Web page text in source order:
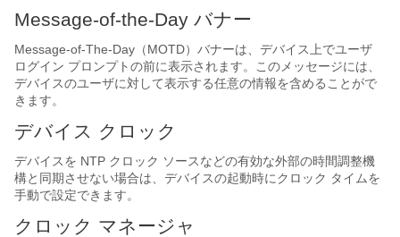
Message-of-the-Day バナー
Message-of-The-Day（MOTD）バナーは、デバイス上でユーザ
ログイン プロンプトの前に表示されます。このメッセージには、
デバイスのユーザに対して表示する任意の情報を含めることがで
きます。
デバイス クロック
デバイスを NTP クロック ソースなどの有効な外部の時間調整機
構と同期させない場合は、デバイスの起動時にクロック タイムを
手動で設定できます。
クロック マネージャ